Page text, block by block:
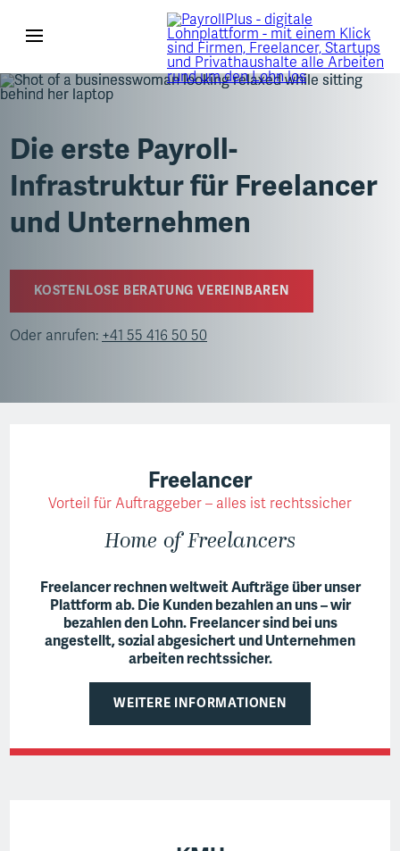
Freelancer
Firmen
Anobag
LÖSUNGEN
Die erste Payroll-
Infrastruktur für Freelancer
und Unternehmen
KOSTENLOSE BERATUNG VEREINBAREN
Oder anrufen: +41 55 416 50 50
Freelancer
Vorteil für Auftraggeber – alles ist rechtssicher
Home of Freelancers
Freelancer rechnen weltweit Aufträge über unser
Plattform ab. Die Kunden bezahlen an uns – wir
bezahlen den Lohn. Freelancer sind bei uns
angestellt, sozial abgesichert und Unternehmen
arbeiten rechtssicher.
WEITERE INFORMATIONEN
KI unterstützt
Hallo! Ich bin Loni, der digitale
Assistent von PayrollPlus. Ich
hier im Chat.
05:52